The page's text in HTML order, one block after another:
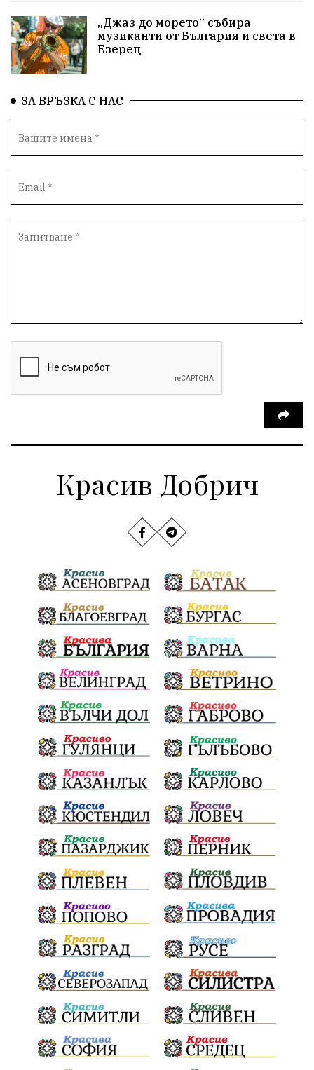
„Джаз до морето“ събира
музиканти от България и света в
Езерец
ЗА ВРЪЗКА С НАС
Красив Добрич